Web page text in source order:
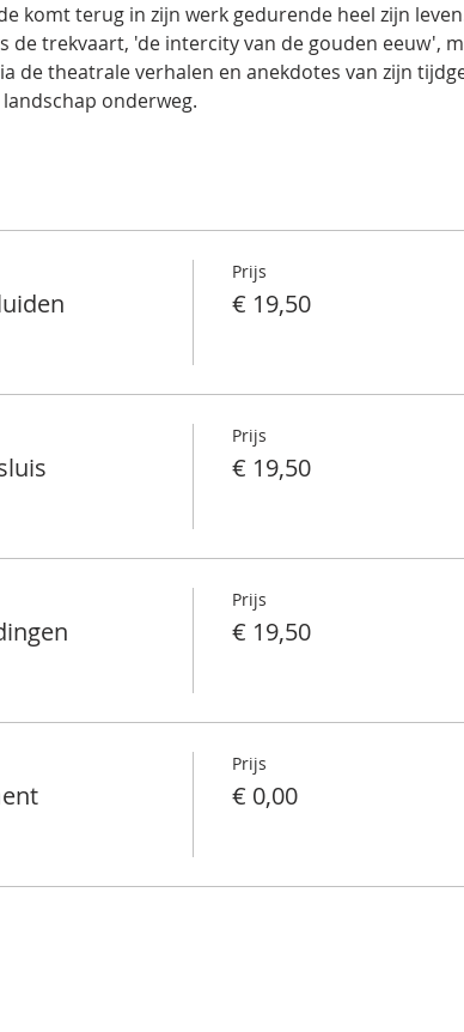
komt terug in zijn werk gedurende heel zijn
de trekvaart, 'de intercity van de gouden eeuw',
de theatrale verhalen en anekdotes van zijn
onderweg.
Prijs
€ 19,50
Prijs
€ 19,50
Prijs
€ 19,50
Prijs
€ 0,00